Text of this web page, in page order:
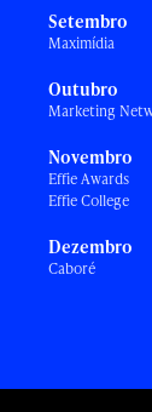
Setembro
Maximídia
Outubro
Marketing
Novembro
Effie Awards
Effie College
Dezembro
Caboré